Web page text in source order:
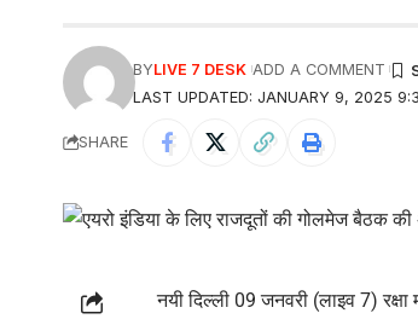
LAST UPDATED: JANUARY 9, 2025
BYLIVE 7 DESK ADD A COMMENT
SHARE
नयी दिल्ली 09 जनवरी (लाइव 7) रक्षा